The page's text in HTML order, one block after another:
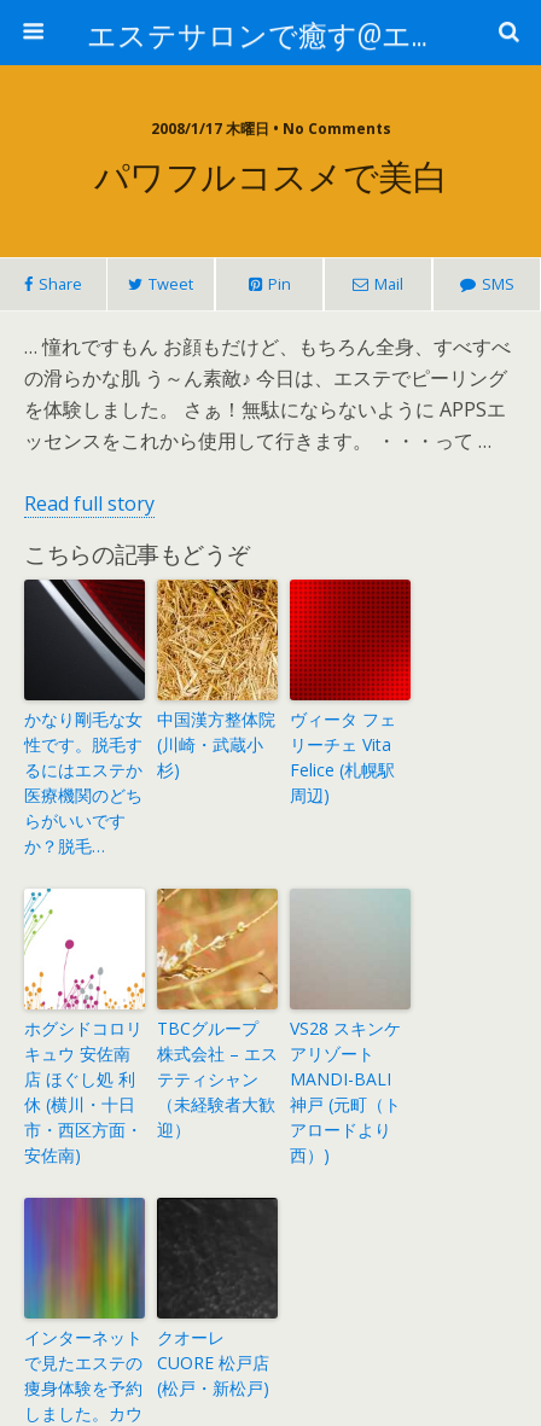
エステサロンで癒す@エステ～全国エステ情報
2008/1/17 木曜日 • No Comments
パワフルコスメで美白
Share Tweet Pin Mail SMS
… 憧れですもん お顔もだけど、もちろん全身、すべすべ
の滑らかな肌 う～ん素敵♪ 今日は、エステでピーリング
を体験しました。 さぁ！無駄にならないように APPSエ
ッセンスをこれから使用して行きます。 ・・・って …
Read full story
こちらの記事もどうぞ
かなり剛毛な女
性です。脱毛す
るにはエステか
医療機関のどち
らがいいです
か？脱毛…
中国漢方整体院
(川崎・武蔵小
杉)
ヴィータ フェ
リーチェ Vita
Felice (札幌駅
周辺)
ホグシドコロリ
キュウ 安佐南
店 ほぐし処 利
休 (横川・十日
市・西区方面・
安佐南)
TBCグループ
株式会社 – エス
テティシャン
（未経験者大歓
迎）
VS28 スキンケ
アリゾート
MANDI-BALI
神戸 (元町（ト
アロードより
西）)
インターネット
で見たエステの
痩身体験を予約
しました。カウ
クオーレ
CUORE 松戸店
(松戸・新松戸)